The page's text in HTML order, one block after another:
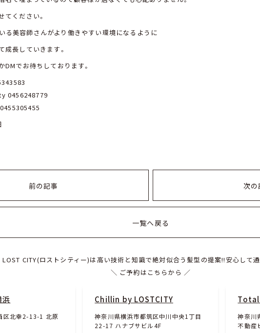
てください。
美容師さんがより働きやすい環境になるように
成長していきます。
DMでお待ちしております。
0456248779
前の記事 次の
一覧へ戻る
LOST CITY(ロストシティー)は高い技術と知識で絶対似合う髪型の提案!!安心して
＼ ご予約はこちらから ／
浜
区北幸2-13-1 北原
Chillin by LOSTCITY
神奈川県横浜市都筑区中川中央1丁目
22-17 ハナブサビル4F
Total
神奈川
不動産